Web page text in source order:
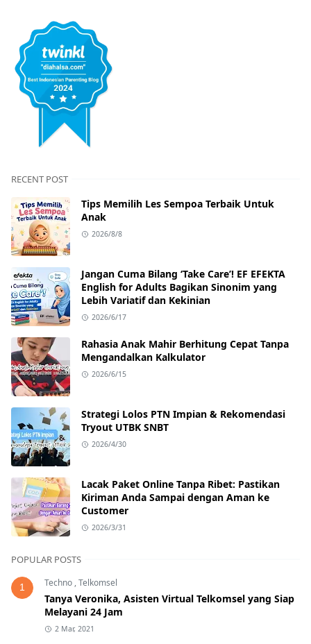
RECENT POST
Tips Memilih Les Sempoa Terbaik Untuk
Anak
2026/8/8
Jangan Cuma Bilang ‘Take Care’! EF EFEKTA
English for Adults Bagikan Sinonim yang
Lebih Variatif dan Kekinian
2026/6/17
Rahasia Anak Mahir Berhitung Cepat Tanpa
Mengandalkan Kalkulator
2026/6/15
Strategi Lolos PTN Impian & Rekomendasi
Tryout UTBK SNBT
2026/4/30
Lacak Paket Online Tanpa Ribet: Pastikan
Kiriman Anda Sampai dengan Aman ke
Customer
2026/3/31
POPULAR POSTS
1 Techno ,Telkomsel
Tanya Veronika, Asisten Virtual Telkomsel yang Siap
Melayani 24 Jam
2 Mar, 2021